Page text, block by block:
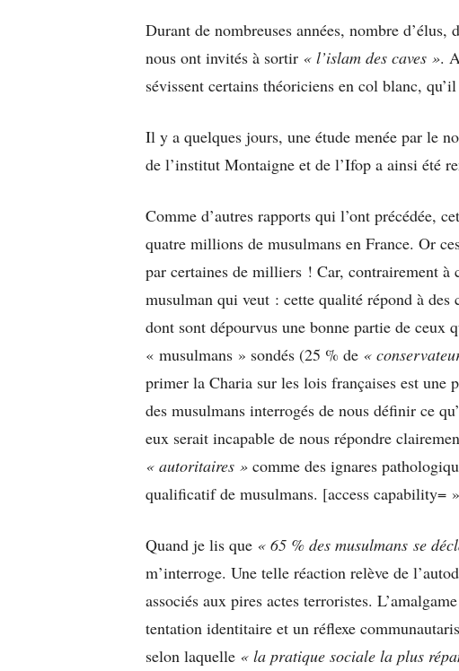
Durant de nombreuses années, nombre
nous ont invités à sortir « l’islam des caves ».
sévissent certains théoriciens en col blanc,
Il y a quelques jours, une étude menée par le
de l’institut Montaigne et de l’Ifop a ainsi été
Comme d’autres rapports qui l’ont précédée,
quatre millions de musulmans en France. Or
par certaines de milliers ! Car, contrairement à
musulman qui veut : cette qualité répond à des
dont sont dépourvus une bonne partie de ceux
« musulmans » sondés (25 % de «
primer la Charia sur les lois françaises est une
des musulmans interrogés de nous définir ce
eux serait incapable de nous répondre
« autoritaires » comme des ignares
qualificatif de musulmans. [access capability=
Quand je lis que « 65 % des musulmans se
m’interroge. Une telle réaction relève de
associés aux pires actes terroristes.
tentation identitaire et un réflexe
selon laquelle « la pratique sociale la plus